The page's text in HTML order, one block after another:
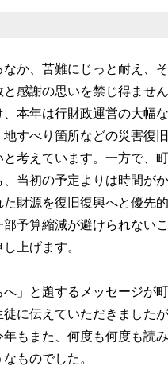
か、苦難にじっと耐え、
感謝の思いを禁じ得ません
本年は行財政運営の大幅
すべり箇所などの災害復
考えています。一方で、
当初の予定よりは時間が
財源を復旧復興へと優先
予算縮減が避けられない
上げます。
」と題するメッセージが
に伝えていただきました
もまた、何度も何度も読
ものでした。